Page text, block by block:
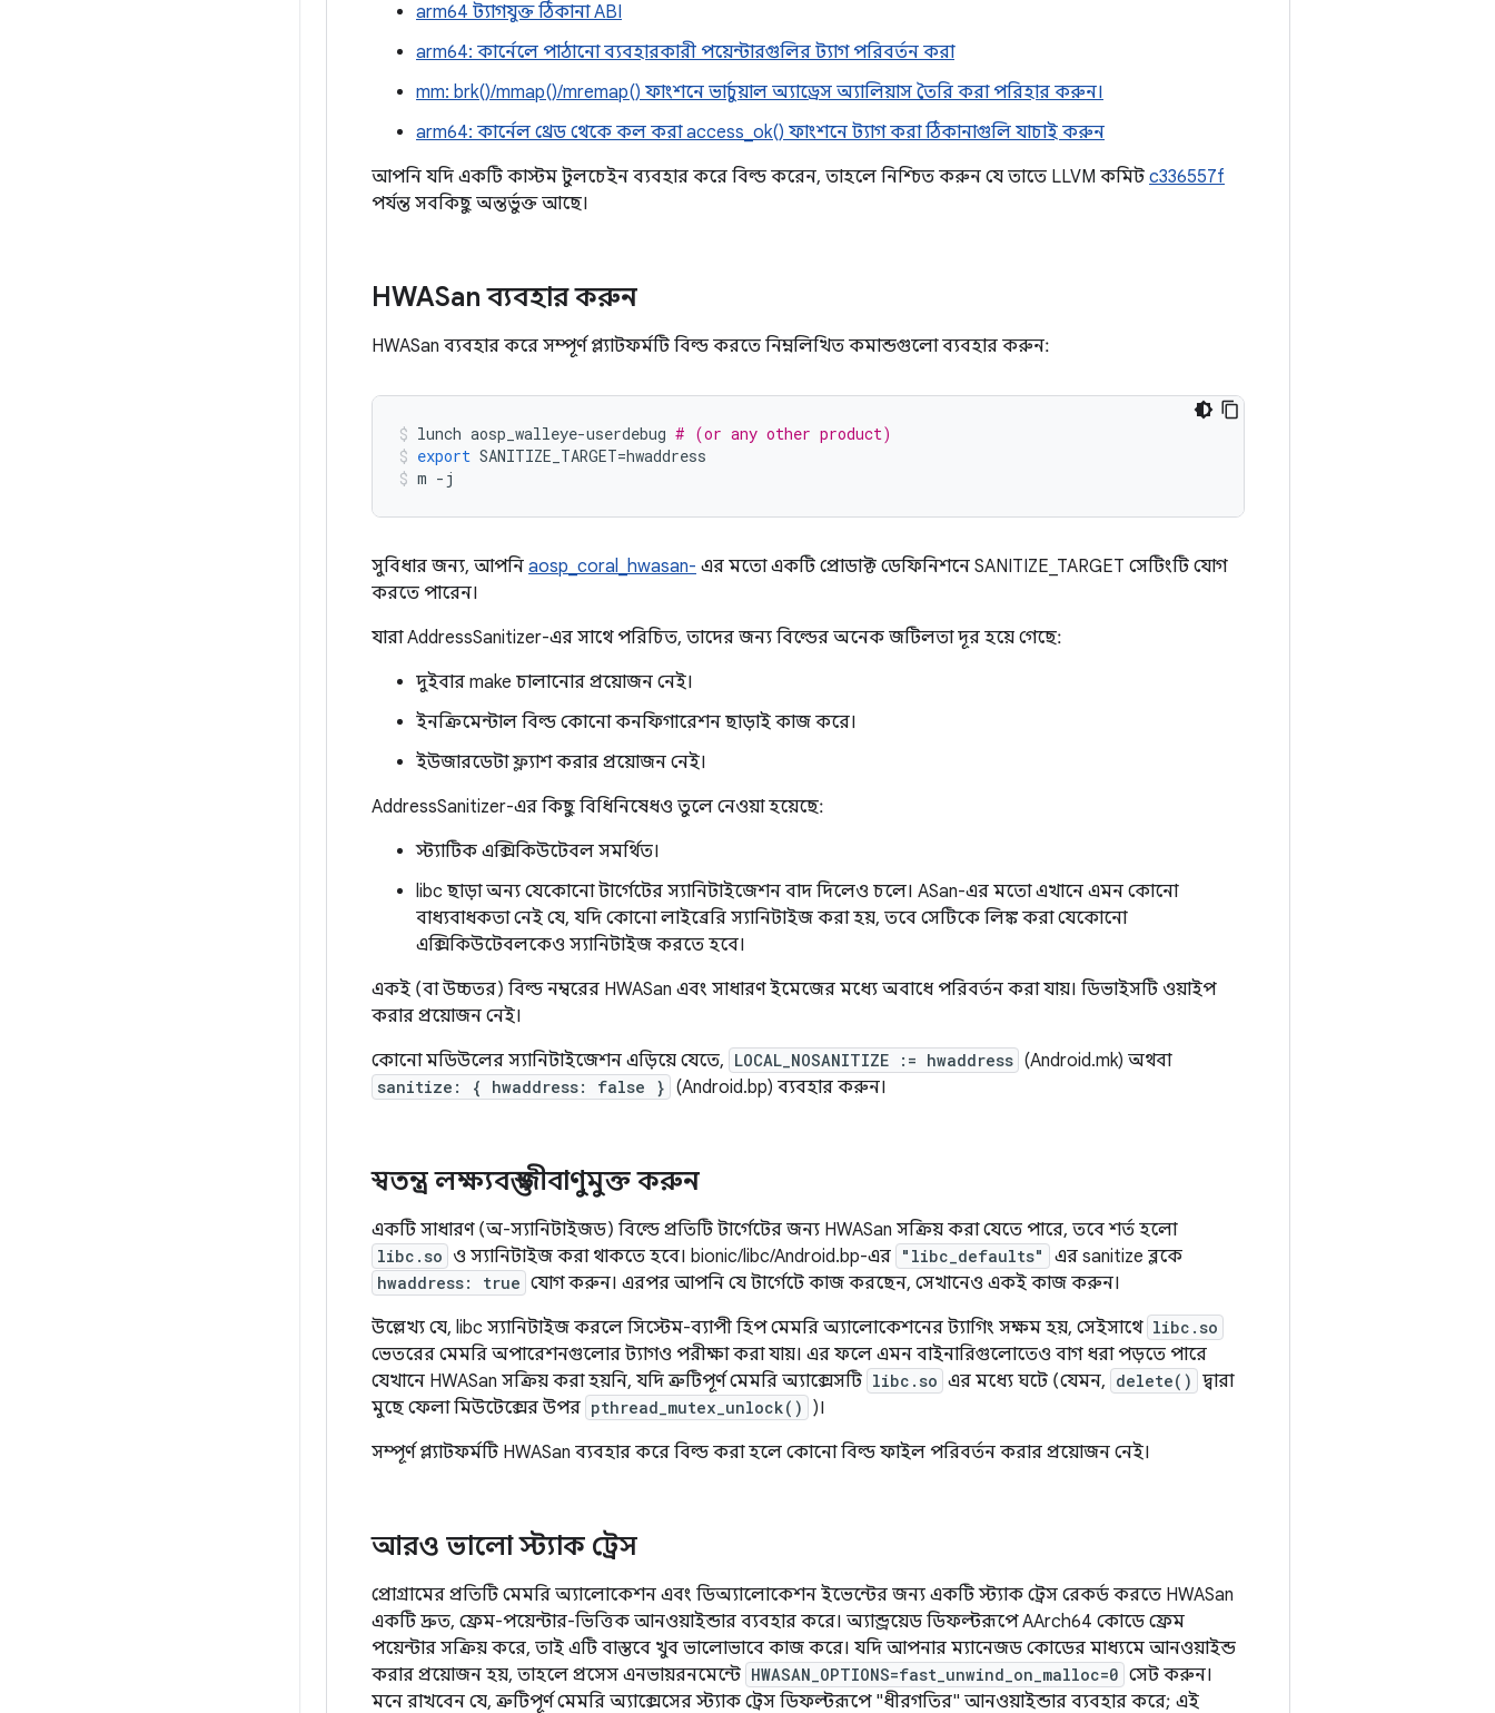
arm64 ট্যাগযুক্ত ঠিকানা ABI
arm64: কার্নেলে পাঠানো ব্যবহারকারী পয়েন্টারগুলির ট্যাগ পরিবর্তন করা
mm: brk()/mmap()/mremap() ফাংশনে ভার্চুয়াল অ্যাড্রেস অ্যালিয়াস তৈরি করা পরিহার করুন।
arm64: কার্নেল থ্রেড থেকে কল করা access_ok() ফাংশনে ট্যাগ করা ঠিকানাগুলি যাচাই করুন
আপনি যদি একটি কাস্টম টুলচেইন ব্যবহার করে বিল্ড করেন, তাহলে নিশ্চিত করুন যে তাতে LLVM কমিট c336557f
পর্যন্ত সবকিছু অন্তর্ভুক্ত আছে।
HWASan ব্যবহার করুন
HWASan ব্যবহার করে সম্পূর্ণ প্ল্যাটফর্মটি বিল্ড করতে নিম্নলিখিত কমান্ডগুলো ব্যবহার করুন:
lunch aosp_walleye-userdebug # (or any other product)
export SANITIZE_TARGET=hwaddress
m - j
সুবিধার জন্য, আপনি aosp_coral_hwasan- এর মতো একটি প্রোডাক্ট ডেফিনিশনে SANITIZE_TARGET সেটিংটি যোগ
করতে পারেন।
যারা AddressSanitizer-এর সাথে পরিচিত, তাদের জন্য বিল্ডের অনেক জটিলতা দূর হয়ে গেছে:
দুইবার make চালানোর প্রয়োজন নেই।
ইনক্রিমেন্টাল বিল্ড কোনো কনফিগারেশন ছাড়াই কাজ করে।
ইউজারডেটা ফ্ল্যাশ করার প্রয়োজন নেই।
AddressSanitizer-এর কিছু বিধিনিষেধও তুলে নেওয়া হয়েছে:
স্ট্যাটিক এক্সিকিউটেবল সমর্থিত।
libc ছাড়া অন্য যেকোনো টার্গেটের স্যানিটাইজেশন বাদ দিলেও চলে। ASan-এর মতো এখানে এমন কোনো
বাধ্যবাধকতা নেই যে, যদি কোনো লাইব্রেরি স্যানিটাইজ করা হয়, তবে সেটিকে লিঙ্ক করা যেকোনো
এক্সিকিউটেবলকেও স্যানিটাইজ করতে হবে।
একই (বা উচ্চতর) বিল্ড নম্বরের HWASan এবং সাধারণ ইমেজের মধ্যে অবাধে পরিবর্তন করা যায়। ডিভাইসটি ওয়াইপ
করার প্রয়োজন নেই।
কোনো মডিউলের স্যানিটাইজেশন এড়িয়ে যেতে, LOCAL_NOSANITIZE := hwaddress (Android.mk) অথবা
sanitize: { hwaddress: false } (Android.bp) ব্যবহার করুন।
স্বতন্ত্র লক্ষ্যবস্তু জীবাণুমুক্ত করুন
একটি সাধারণ (অ-স্যানিটাইজড) বিল্ডে প্রতিটি টার্গেটের জন্য HWASan সক্রিয় করা যেতে পারে, তবে শর্ত হলো
libc.so ও স্যানিটাইজ করা থাকতে হবে। bionic/libc/Android.bp-এর "libc_defaults" এর sanitize ব্লকে
hwaddress: true যোগ করুন। এরপর আপনি যে টার্গেটে কাজ করছেন, সেখানেও একই কাজ করুন।
উল্লেখ্য যে, libc স্যানিটাইজ করলে সিস্টেম-ব্যাপী হিপ মেমরি অ্যালোকেশনের ট্যাগিং সক্ষম হয়, সেইসাথে libc.so
ভেতরের মেমরি অপারেশনগুলোর ট্যাগও পরীক্ষা করা যায়। এর ফলে এমন বাইনারিগুলোতেও বাগ ধরা পড়তে পারে
যেখানে HWASan সক্রিয় করা হয়নি, যদি ত্রুটিপূর্ণ মেমরি অ্যাক্সেসটি libc.so এর মধ্যে ঘটে (যেমন, delete() দ্বারা
মুছে ফেলা মিউটেক্সের উপর pthread_mutex_unlock()
)।
সম্পূর্ণ প্ল্যাটফর্মটি HWASan ব্যবহার করে বিল্ড করা হলে কোনো বিল্ড ফাইল পরিবর্তন করার প্রয়োজন নেই।
আরও ভালো স্ট্যাক ট্রেস
প্রোগ্রামের প্রতিটি মেমরি অ্যালোকেশন এবং ডিঅ্যালোকেশন ইভেন্টের জন্য একটি স্ট্যাক ট্রেস রেকর্ড করতে HWASan
একটি দ্রুত, ফ্রেম-পয়েন্টার-ভিত্তিক আনওয়াইন্ডার ব্যবহার করে। অ্যান্ড্রয়েড ডিফল্টরূপে AArch64 কোডে ফ্রেম
পয়েন্টার সক্রিয় করে, তাই এটি বাস্তবে খুব ভালোভাবে কাজ করে। যদি আপনার ম্যানেজড কোডের মাধ্যমে আনওয়াইন্ড
করার প্রয়োজন হয়, তাহলে প্রসেস এনভায়রনমেন্টে HWASAN_OPTIONS=fast_unwind_on_malloc=0 সেট করুন।
মনে রাখবেন যে, ত্রুটিপূর্ণ মেমরি অ্যাক্সেসের স্ট্যাক ট্রেস ডিফল্টরূপে "ধীরগতির" আনওয়াইন্ডার ব্যবহার করে; এই